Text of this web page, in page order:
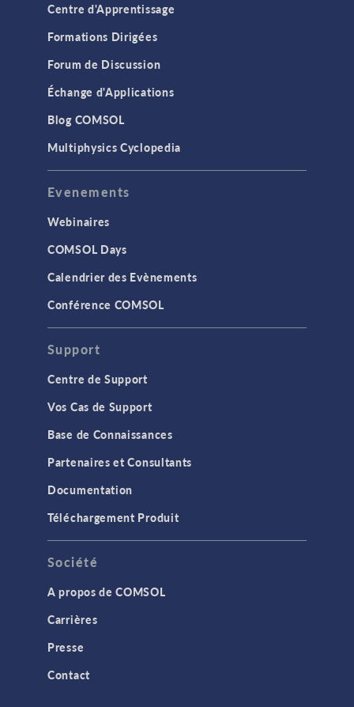
Centre d'Apprentissage
Formations Dirigées
Forum de Discussion
Échange d'Applications
Blog COMSOL
Multiphysics Cyclopedia
Evenements
Webinaires
COMSOL Days
Calendrier des Evènements
Conférence COMSOL
Support
Centre de Support
Vos Cas de Support
Base de Connaissances
Partenaires et Consultants
Documentation
Téléchargement Produit
Société
A propos de COMSOL
Carrières
Presse
Contact